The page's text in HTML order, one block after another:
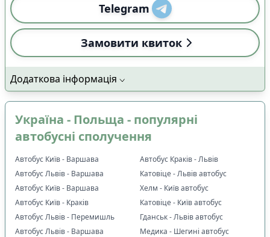
Telegram
Замовити квиток
Додаткова інформація
Україна - Польща - популярні
автобусні сполучення
Автобус Київ - Варшава
Автобус Львів - Варшава
Автобус Київ - Варшава
Автобус Київ - Краків
Автобус Львів - Перемишль
Автобус Львів - Варшава
Автобус Краків - Львів
Катовіце - Львів автобус
Хелм - Київ автобус
Катовіце - Київ автобус
Гданськ - Львів автобус
Медика - Шегині автобус